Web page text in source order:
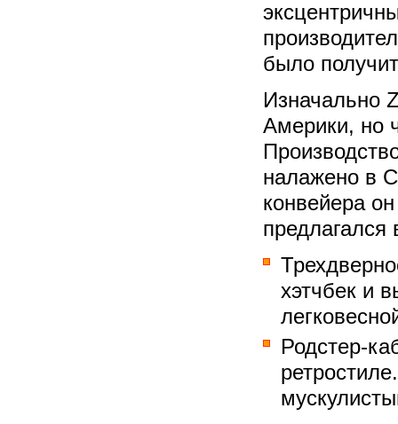
было
Изначально
Америки, но
налажено в
конвейера
предлагался
хэтчбек и
Родстер-